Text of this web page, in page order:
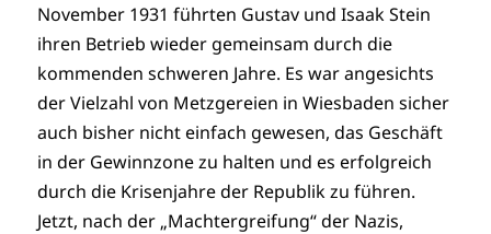
November 1931 führten Gustav und Isaak Stein
ihren Betrieb wieder gemeinsam durch die
kommenden schweren Jahre. Es war angesichts
der Vielzahl von Metzgereien in Wiesbaden sicher
auch bisher nicht einfach gewesen, das Geschäft
in der Gewinnzone zu halten und es erfolgreich
durch die Krisenjahre der Republik zu führen.
Jetzt, nach der „Machtergreifung“ der Nazis,